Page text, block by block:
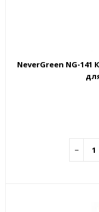
NeverGreen NG-
−